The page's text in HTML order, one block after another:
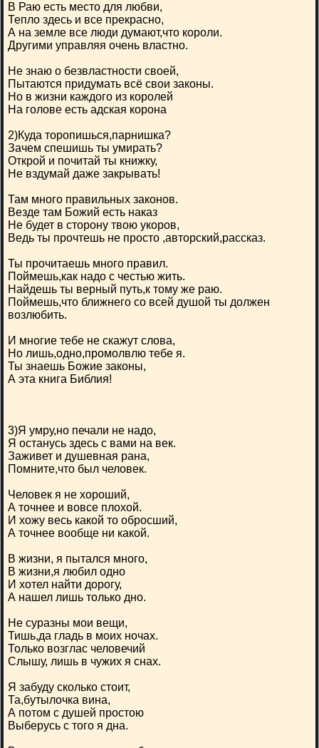
В Раю есть место для любви,
Тепло здесь и все прекрасно,
А на земле все люди думают,что короли.
Другими управляя очень властно.
Не знаю о безвластности своей,
Пытаются придумать всё свои законы.
Но в жизни каждого из королей
На голове есть адская корона
2)Куда торопишься,парнишка?
Зачем спешишь ты умирать?
Открой и почитай ты книжку,
Не вздумай даже закрывать!
Там много правильных законов.
Везде там Божий есть наказ
Не будет в сторону твою укоров,
Ведь ты прочтешь не просто ,авторский,рассказ.
Ты прочитаешь много правил.
Поймешь,как надо с честью жить.
Найдешь ты верный путь,к тому же раю.
Поймешь,что ближнего со всей душой ты должен
возлюбить.
И многие тебе не скажут слова,
Но лишь,одно,промолвлю тебе я.
Ты знаешь Божие законы,
А эта книга Библия!
3)Я умру,но печали не надо,
Я останусь здесь с вами на век.
Заживет и душевная рана,
Помните,что был человек.
Человек я не хороший,
А точнее и вовсе плохой.
И хожу весь какой то обросший,
А точнее вообще ни какой.
В жизни, я пытался много,
В жизни,я любил одно
И хотел найти дорогу,
А нашел лишь только дно.
Не суразны мои вещи,
Тишь,да гладь в моих ночах.
Только возглас человечий
Слышу, лишь в чужих я снах.
Я забуду сколько стоит,
Та,бутылочка вина,
А потом с душей простою
Выберусь с того я дна.